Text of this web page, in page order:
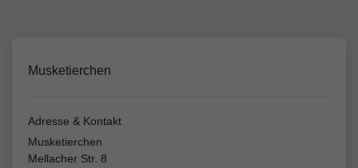
Musketierchen
Adresse & Kontakt
Musketierchen
Mellacher Str. 8